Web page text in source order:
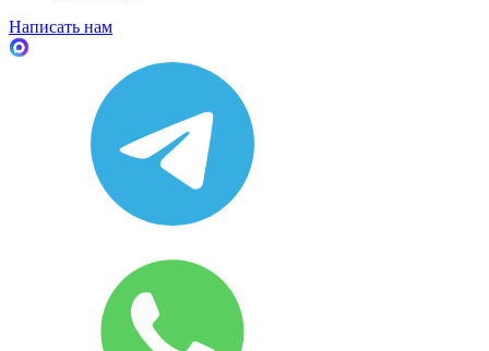
Написать нам